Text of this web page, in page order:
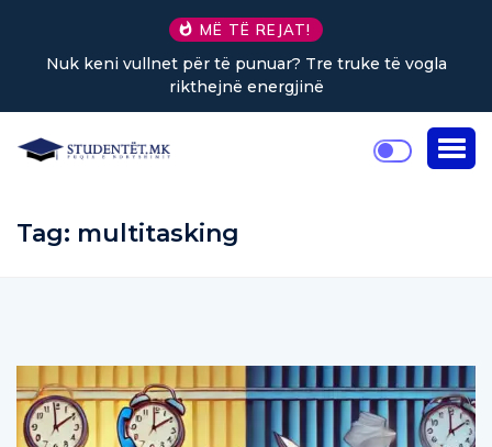
MË TË REJAT!
Nuk keni vullnet për të punuar? Tre truke të vogla
rikthejnë energjinë
Tag: multitasking